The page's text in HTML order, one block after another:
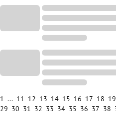
1 ... 11 12 13 14 15 16 17 18 19
29 30 31 32 33 34 35 36 37 38